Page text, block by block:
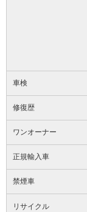
車検
修復歴
ワンオーナー
正規輸入車
禁煙車
リサイクル